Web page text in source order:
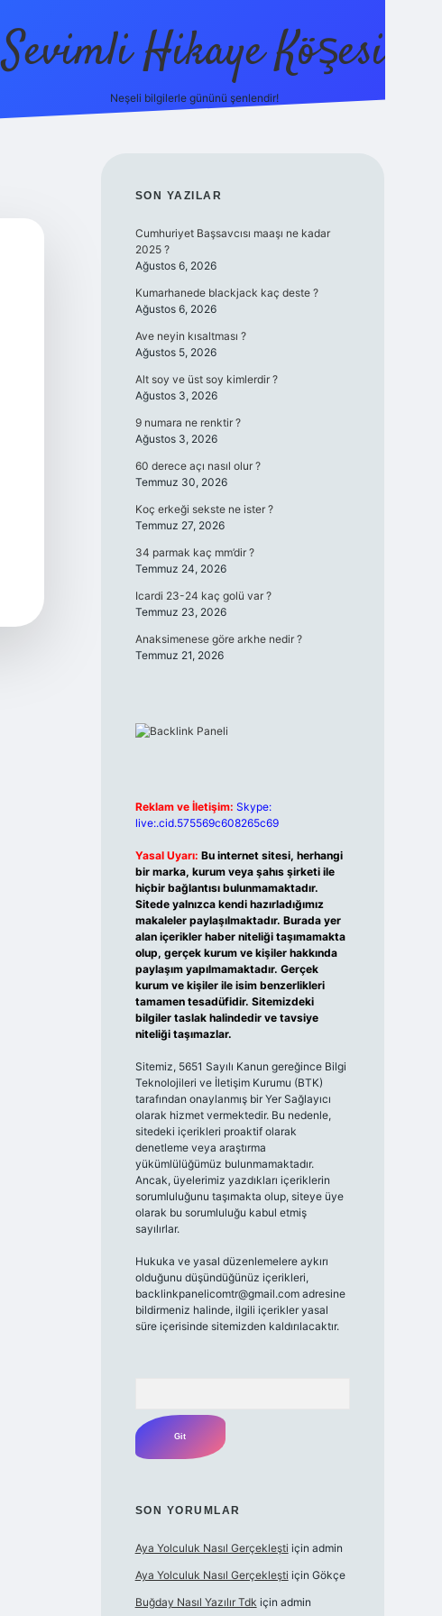
Sevimli Hikaye Köşesi
Neşeli bilgilerle gününü şenlendir!
SIDEBAR
SON YAZILAR
Cumhuriyet Başsavcısı maaşı ne kadar
2025 ?
Ağustos 6, 2026
Kumarhanede blackjack kaç deste ?
Ağustos 6, 2026
Ave neyin kısaltması ?
Ağustos 5, 2026
Alt soy ve üst soy kimlerdir ?
Ağustos 3, 2026
9 numara ne renktir ?
Ağustos 3, 2026
60 derece açı nasıl olur ?
Temmuz 30, 2026
Koç erkeği sekste ne ister ?
Temmuz 27, 2026
34 parmak kaç mm’dir ?
Temmuz 24, 2026
Icardi 23-24 kaç golü var ?
Temmuz 23, 2026
Anaksimenese göre arkhe nedir ?
Temmuz 21, 2026
Reklam ve İletişim: Skype:
live:.cid.575569c608265c69
Yasal Uyarı: Bu internet sitesi, herhangi
bir marka, kurum veya şahıs şirketi ile
hiçbir bağlantısı bulunmamaktadır.
Sitede yalnızca kendi hazırladığımız
makaleler paylaşılmaktadır. Burada yer
alan içerikler haber niteliği taşımamakta
olup, gerçek kurum ve kişiler hakkında
paylaşım yapılmamaktadır. Gerçek
kurum ve kişiler ile isim benzerlikleri
tamamen tesadüfidir. Sitemizdeki
bilgiler taslak halindedir ve tavsiye
niteliği taşımazlar.
Sitemiz, 5651 Sayılı Kanun gereğince Bilgi
Teknolojileri ve İletişim Kurumu (BTK)
tarafından onaylanmış bir Yer Sağlayıcı
olarak hizmet vermektedir. Bu nedenle,
sitedeki içerikleri proaktif olarak
denetleme veya araştırma
yükümlülüğümüz bulunmamaktadır.
Ancak, üyelerimiz yazdıkları içeriklerin
sorumluluğunu taşımakta olup, siteye üye
olarak bu sorumluluğu kabul etmiş
sayılırlar.
Hukuka ve yasal düzenlemelere aykırı
olduğunu düşündüğünüz içerikleri,
backlinkpanelicomtr@gmail.com adresine
bildirmeniz halinde, ilgili içerikler yasal
süre içerisinde sitemizden kaldırılacaktır.
SON YORUMLAR
Aya Yolculuk Nasıl Gerçekleşti için admin
Aya Yolculuk Nasıl Gerçekleşti için Gökçe
Buğday Nasıl Yazılır Tdk için admin